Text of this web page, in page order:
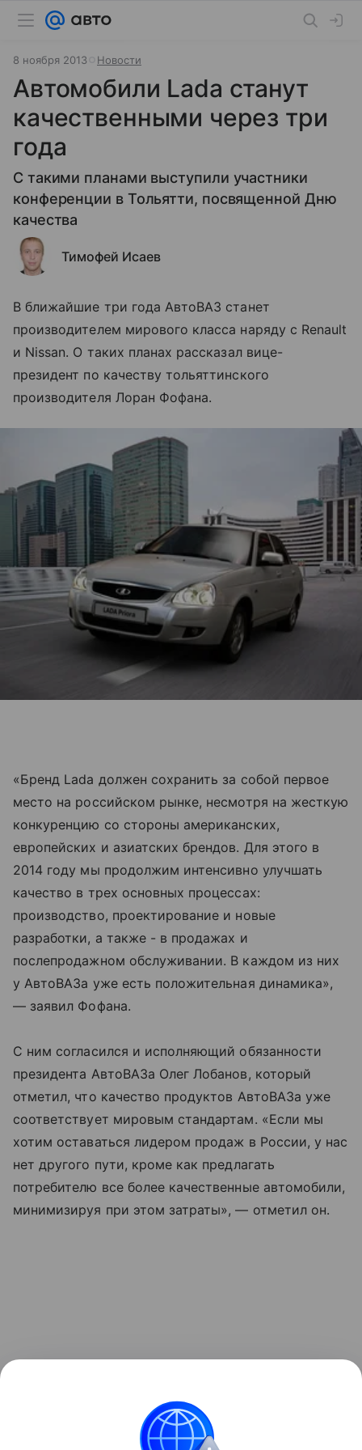
8 ноября 2013 Новости
Автомобили Lada станут
качественными через три
года
С такими планами выступили участники
конференции в Тольятти, посвященной Дню
качества
Тимофей Исаев
В ближайшие три года АвтоВАЗ станет
производителем мирового класса наряду с Renault
и Nissan. О таких планах рассказал вице-
президент по качеству тольяттинского
производителя Лоран Фофана.
«Бренд Lada должен сохранить за собой первое
место на российском рынке, несмотря на жесткую
конкуренцию со стороны американских,
европейских и азиатских брендов. Для этого в
2014 году мы продолжим интенсивно улучшать
качество в трех основных процессах:
производство, проектирование и новые
разработки, а также - в продажах и
послепродажном обслуживании. В каждом из них
у АвтоВАЗа уже есть положительная динамика»,
— заявил Фофана.
С ним согласился и исполняющий обязанности
президента АвтоВАЗа Олег Лобанов, который
отметил, что качество продуктов АвтоВАЗа уже
соответствует мировым стандартам. «Если мы
хотим оставаться лидером продаж в России, у нас
нет другого пути, кроме как предлагать
потребителю все более качественные автомобили,
минимизируя при этом затраты», — отметил он.